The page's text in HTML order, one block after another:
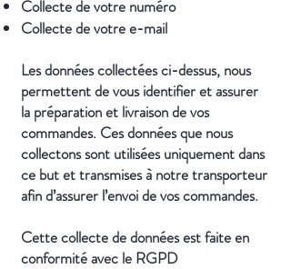
Collecte de votre numéro
Collecte de votre e-mail
Les données collectées ci-dessus, nous
permettent de vous identifier et assurer
la préparation et livraison de vos
commandes. Ces données que nous
collectons sont utilisées uniquement dans
ce but et transmises à notre transporteur
afin d’assurer l’envoi de vos commandes.
Cette collecte de données est faite en
conformité avec le RGPD